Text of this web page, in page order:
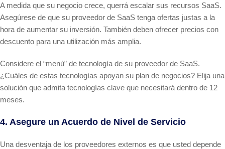
A medida que su negocio crece, querrá escalar sus recursos SaaS.
Asegúrese de que su proveedor de SaaS tenga ofertas justas a la
hora de aumentar su inversión. También deben ofrecer precios con
descuento para una utilización más amplia.
Considere el “menú” de tecnología de su proveedor de SaaS.
¿Cuáles de estas tecnologías apoyan su plan de negocios? Elija una
solución que admita tecnologías clave que necesitará dentro de 12
meses.
4. Asegure un Acuerdo de Nivel de Servicio
Una desventaja de los proveedores externos es que usted depende